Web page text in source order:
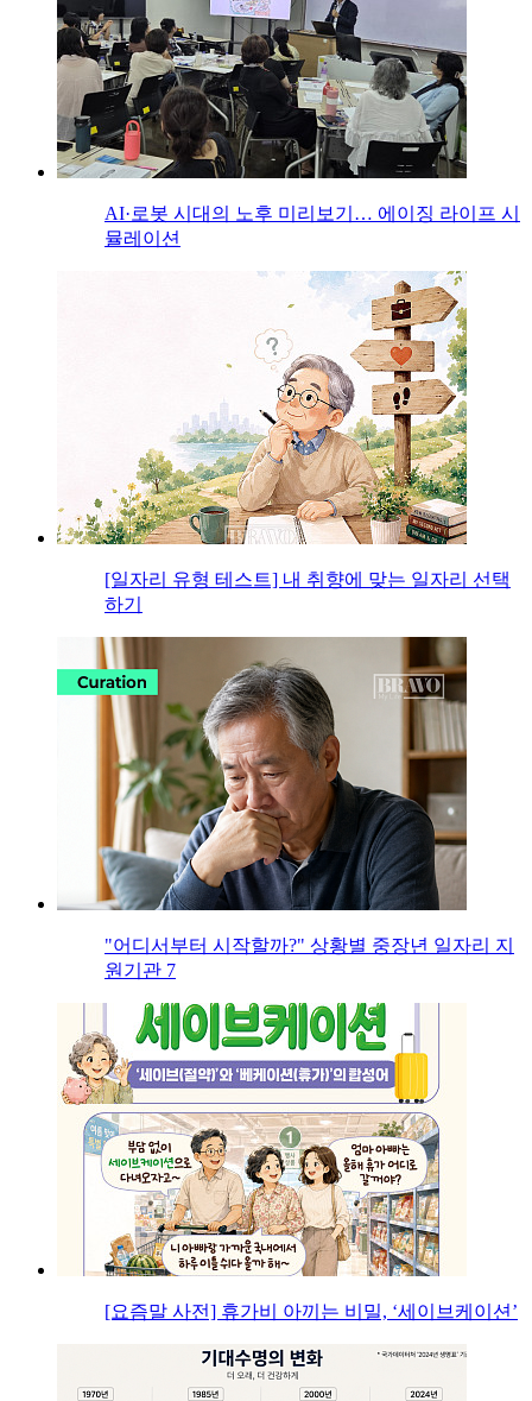
AI·로봇 시대의 노후 미리보기… 에이징 라이프 시
뮬레이션
[일자리 유형 테스트] 내 취향에 맞는 일자리 선택
하기
"어디서부터 시작할까?" 상황별 중장년 일자리 지
원기관 7
[요즘말 사전] 휴가비 아끼는 비밀, ‘세이브케이션’